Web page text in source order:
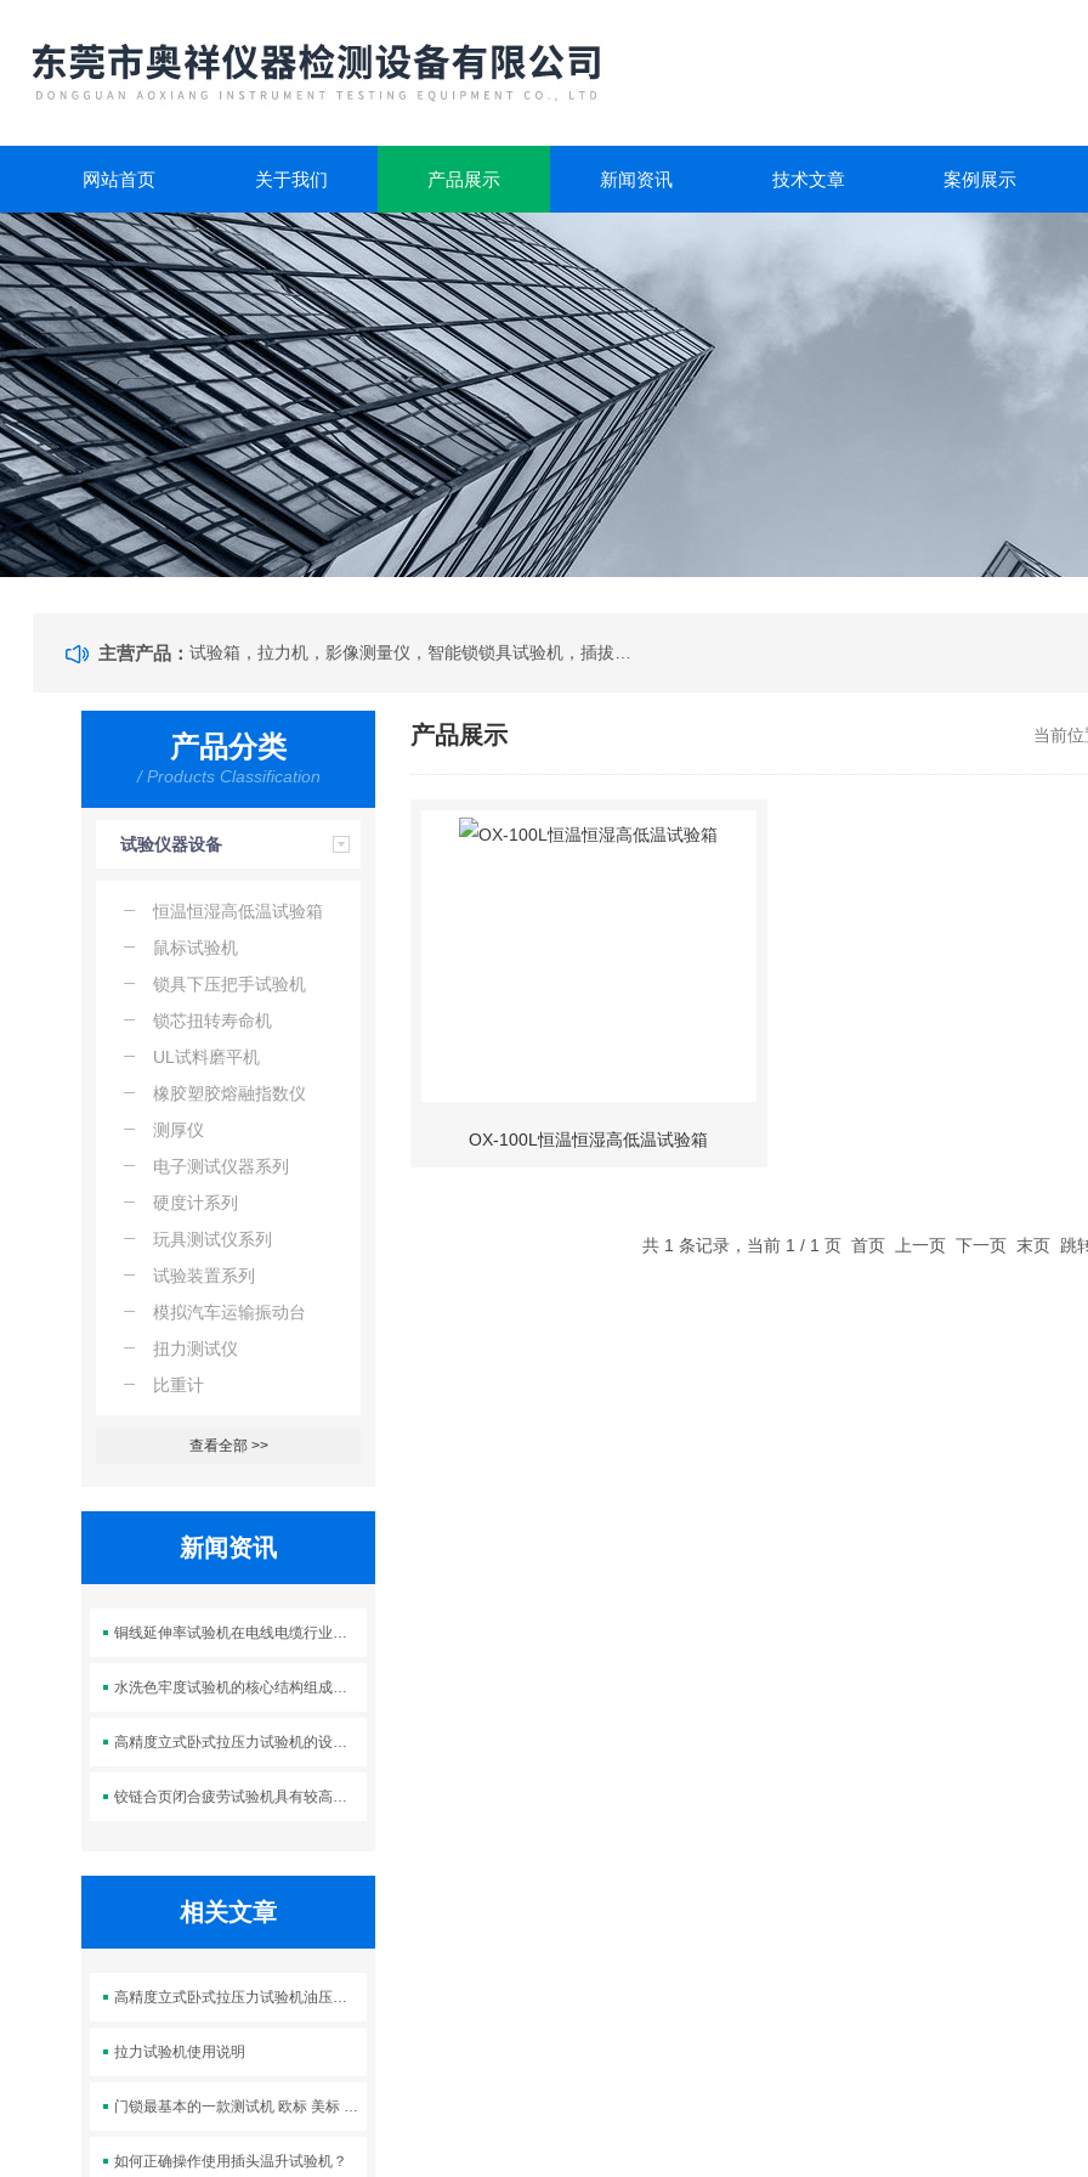
网站首页 关于我们 产品展示 新闻资讯 技术文章 案例展示
主营产品：
产品分类
/ Products Classification
试验仪器设备
恒温恒湿高低温试验箱
鼠标试验机
锁具下压把手试验机
锁芯扭转寿命机
UL试料磨平机
橡胶塑胶熔融指数仪
测厚仪
电子测试仪器系列
硬度计系列
玩具测试仪系列
试验装置系列
模拟汽车运输振动台
扭力测试仪
比重计
查看全部 >>
新闻资讯
铜线延伸率试验机在电线电缆行业中的应用
水洗色牢度试验机的核心结构组成及标准操作流程
高精度立式卧式拉压力试验机的设计优势体现在哪些方面？
铰链合页闭合疲劳试验机具有较高的强度和刚度
相关文章
高精度立式卧式拉压力试验机油压打不到大负荷怎么处理？
拉力试验机使用说明
门锁最基本的一款测试机 欧标 美标 国标锁都可以
如何正确操作使用插头温升试验机？
产品展示 当前位
OX-100L恒温恒湿高低温试验箱
共 1 条记录，当前 1 / 1 页 首页 上一页 下一页 末页 跳